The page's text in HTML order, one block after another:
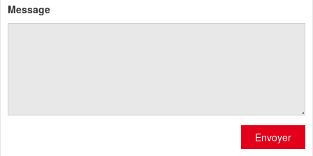
Message
Envoyer